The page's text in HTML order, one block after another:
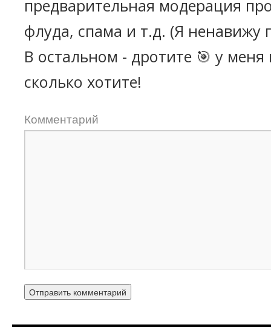
предварительная модерация
флуда, спама и т.д. (Я ненавижу
В остальном - дротите 🎯 у
сколько хотите!
Комментарий